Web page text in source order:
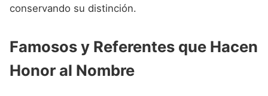
conservando su distinción.
Famosos y Referentes que Hacen
Honor al Nombre